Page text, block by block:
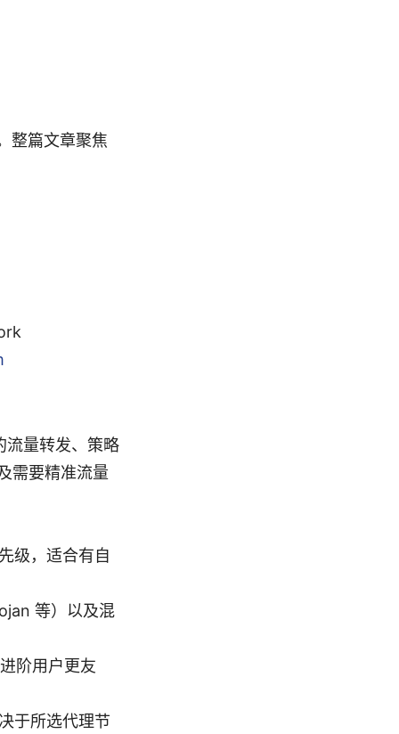
整篇文章聚焦
流量转发、策略
需要精准流量
级，适合有自
等）以及混
阶用户更友
于所选代理节